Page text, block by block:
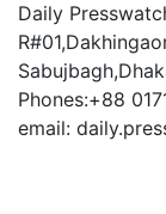
Daily
Phones:+88
email: